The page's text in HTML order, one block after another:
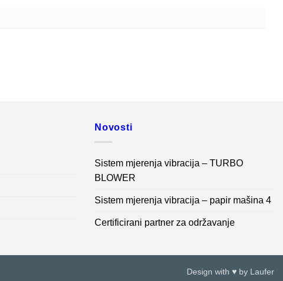
Novosti
Sistem mjerenja vibracija – TURBO
BLOWER
Sistem mjerenja vibracija – papir mašina 4
Certificirani partner za održavanje
Design with ♥ by Laufer